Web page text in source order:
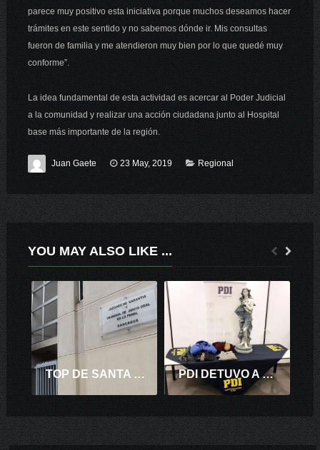
parece muy positivo esta iniciativa porque muchos deseamos hacer
trámites en este sentido y no sabemos dónde ir. Mis consultas
fueron de familia y me atendieron muy bien por lo que quedé muy
conforme”.
La idea fundamental de esta actividad es acercar al Poder Judicial
a la comunidad y realizar una acción ciudadana junto al Hospital
base más importante de la región.
Juan Gaete 23 May, 2019 Regional
YOU MAY ALSO LIKE ...
TOP DE SANTA CRUZ CONDENA A 10 AÑOS DE PRESIDIO A AUTOR DE HOMICIDIO PDI DETUVO A MUJER POR PRESUNTO ENCARGO DE ROBO DE ESTATUA EN SANTA CRUZ